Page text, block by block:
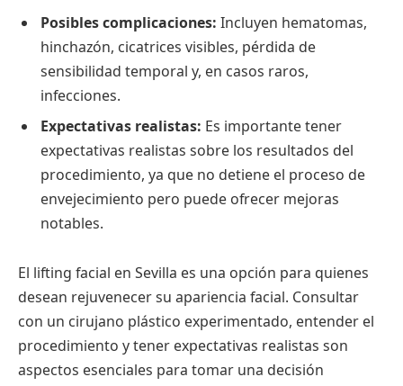
Posibles complicaciones: Incluyen hematomas,
hinchazón, cicatrices visibles, pérdida de
sensibilidad temporal y, en casos raros,
infecciones.
Expectativas realistas: Es importante tener
expectativas realistas sobre los resultados del
procedimiento, ya que no detiene el proceso de
envejecimiento pero puede ofrecer mejoras
notables.
El lifting facial en Sevilla es una opción para quienes
desean rejuvenecer su apariencia facial. Consultar
con un cirujano plástico experimentado, entender el
procedimiento y tener expectativas realistas son
aspectos esenciales para tomar una decisión